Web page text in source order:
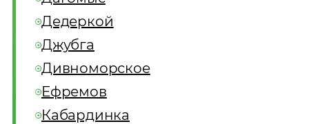
Дедеркой
Джубга
Дивноморское
Ефремов
Кабардинка